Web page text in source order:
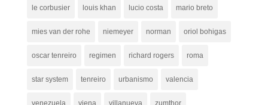
le corbusier louis khan lucio costa mario breto
mies van der rohe niemeyer norman oriol bohigas
oscar tenreiro regimen richard rogers roma
star system tenreiro urbanismo valencia